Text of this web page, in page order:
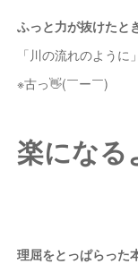
ふっと力が抜けたと
「川の流れのように
※古っ👋(￣ー￣)
楽になる
理屈をとっぱらった